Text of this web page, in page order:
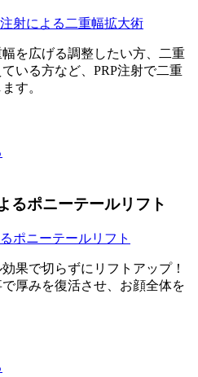
を広げる調整したい方、二重
いる方など、PRP注射で二重
す。
るポニーテールリフト
果で切らずにリフトアップ！
厚みを復活させ、お顔全体を